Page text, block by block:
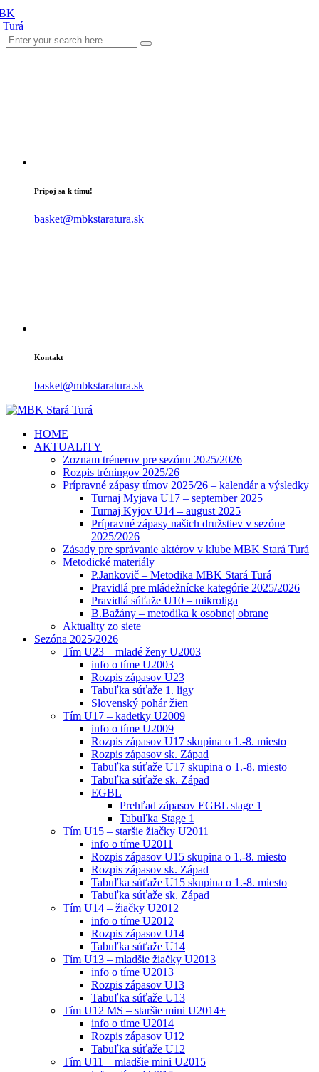
Pripoj sa k tímu!
basket@mbkstaratura.sk
Kontakt
basket@mbkstaratura.sk
HOME
AKTUALITY
Zoznam trénerov pre sezónu 2025/2026
Rozpis tréningov 2025/26
Prípravné zápasy tímov 2025/26 – kalendár a výsledky
Turnaj Myjava U17 – september 2025
Turnaj Kyjov U14 – august 2025
Prípravné zápasy našich družstiev v sezóne
2025/2026
Zásady pre správanie aktérov v klube MBK Stará Turá
Metodické materiály
P.Jankovič – Metodika MBK Stará Turá
Pravidlá pre mládežnícke kategórie 2025/2026
Pravidlá súťaže U10 – mikroliga
B.Bažány – metodika k osobnej obrane
Aktuality zo siete
Sezóna 2025/2026
Tím U23 – mladé ženy U2003
info o tíme U2003
Rozpis zápasov U23
Tabuľka súťaže 1. ligy
Slovenský pohár žien
Tím U17 – kadetky U2009
info o tíme U2009
Rozpis zápasov U17 skupina o 1.-8. miesto
Rozpis zápasov sk. Západ
Tabuľka súťaže U17 skupina o 1.-8. miesto
Tabuľka súťaže sk. Západ
EGBL
Prehľad zápasov EGBL stage 1
Tabuľka Stage 1
Tím U15 – staršie žiačky U2011
info o tíme U2011
Rozpis zápasov U15 skupina o 1.-8. miesto
Rozpis zápasov sk. Západ
Tabuľka súťaže U15 skupina o 1.-8. miesto
Tabuľka súťaže sk. Západ
Tím U14 – žiačky U2012
info o tíme U2012
Rozpis zápasov U14
Tabuľka súťaže U14
Tím U13 – mladšie žiačky U2013
info o tíme U2013
Rozpis zápasov U13
Tabuľka súťaže U13
Tím U12 MS – staršie mini U2014+
info o tíme U2014
Rozpis zápasov U12
Tabuľka súťaže U12
Tím U11 – mladšie mini U2015